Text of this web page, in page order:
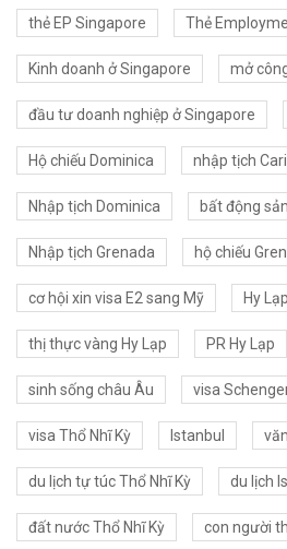
thẻ EP Singapore Thẻ
Kinh doanh ở Singapore mở
đầu tư doanh nghiệp ở Singapore
Hộ chiếu Dominica nhập tịch
Nhập tịch Dominica bất động
Nhập tịch Grenada hộ chiếu
cơ hội xin visa E2 sang Mỹ Hy Lạp
thị thực vàng Hy Lạp PR Hy Lạp
sinh sống châu Âu visa
visa Thổ Nhĩ Kỳ Istanbul
du lịch tự túc Thổ Nhĩ Kỳ du lịch
đất nước Thổ Nhĩ Kỳ con người